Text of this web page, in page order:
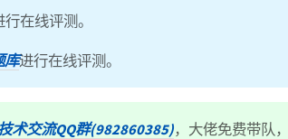
行在线评测。
库进行在线评测。
术交流QQ群(982860385)，大佬免费带队